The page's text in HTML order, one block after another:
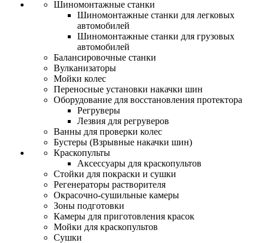
Шиномонтажные станки
Шиномонтажные станки для легковых
автомобилей
Шиномонтажные станки для грузовых
автомобилей
Балансировочные станки
Вулканизаторы
Мойки колес
Переносные установки накачки шин
Оборудование для восстановления протектора
Регруверы
Лезвия для регруверов
Ванны для проверки колес
Бустеры (Взрывные накачки шин)
Краскопульты
Аксессуары для краскопультов
Стойки для покраски и сушки
Регенераторы растворителя
Окрасочно-сушильные камеры
Зоны подготовки
Камеры для приготовления красок
Мойки для краскопультов
Сушки